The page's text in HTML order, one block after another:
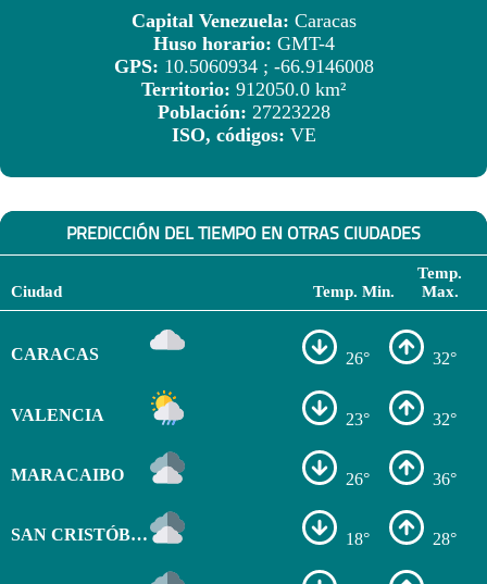
Capital Venezuela: Caracas
Huso horario: GMT-4
GPS: 10.5060934 ; -66.9146008
Territorio: 912050.0 km²
Población: 27223228
ISO, códigos: VE
PREDICCIÓN DEL TIEMPO EN OTRAS CIUDADES
Ciudad Temp. Min.
Temp.
Max.
CARACAS 26° 32°
VALENCIA 23° 32°
MARACAIBO 26° 36°
SAN CRISTÓBAL 18° 28°